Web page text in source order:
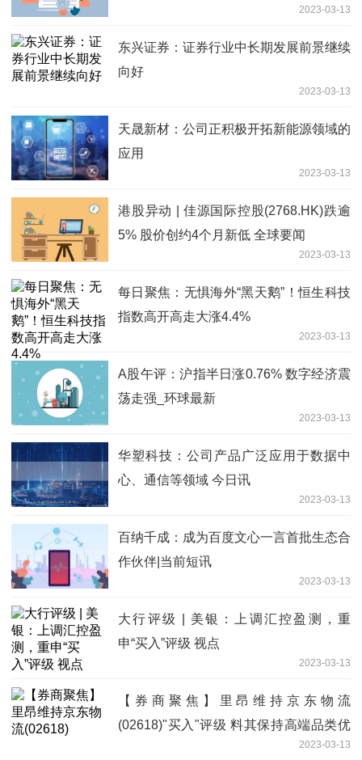
2023-03-13
东兴证券：证券行业中长期发展前景继续
向好
2023-03-13
天晟新材：公司正积极开拓新能源领域的
应用
2023-03-13
港股异动 | 佳源国际控股(2768.HK)跌逾
5% 股价创约4个月新低 全球要闻
2023-03-13
每日聚焦：无惧海外“黑天鹅”！恒生科技
指数高开高走大涨4.4%
2023-03-13
A股午评：沪指半日涨0.76% 数字经济震
荡走强_环球最新
2023-03-13
华塑科技：公司产品广泛应用于数据中
心、通信等领域 今日讯
2023-03-13
百纳千成：成为百度文心一言首批生态合
作伙伴|当前短讯
2023-03-13
大行评级 | 美银：上调汇控盈测，重
申“买入”评级 视点
2023-03-13
【券商聚焦】里昂维持京东物流
(02618)"买入"评级 料其保持高端品类优
2023-03-13